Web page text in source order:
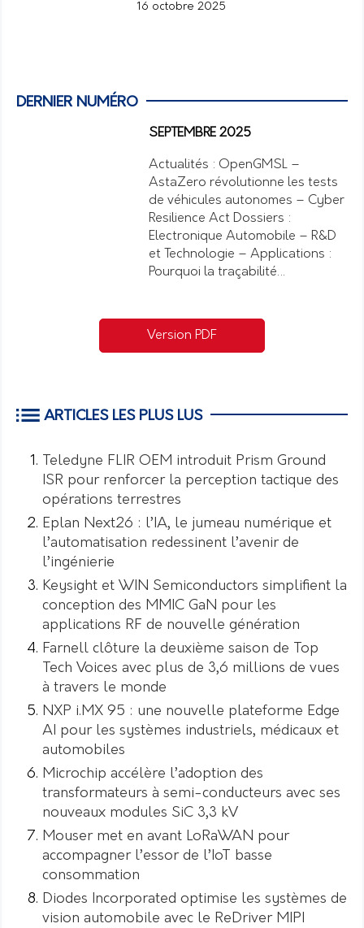
16 octobre 2025
DERNIER NUMÉRO
SEPTEMBRE 2025
Actualités : OpenGMSL –
AstaZero révolutionne les tests
de véhicules autonomes – Cyber
Resilience Act Dossiers :
Electronique Automobile – R&D
et Technologie – Applications :
Pourquoi la traçabilité…
Version PDF
ARTICLES LES PLUS LUS
Teledyne FLIR OEM introduit Prism Ground
ISR pour renforcer la perception tactique des
opérations terrestres
Eplan Next26 : l’IA, le jumeau numérique et
l’automatisation redessinent l’avenir de
l’ingénierie
Keysight et WIN Semiconductors simplifient la
conception des MMIC GaN pour les
applications RF de nouvelle génération
Farnell clôture la deuxième saison de Top
Tech Voices avec plus de 3,6 millions de vues
à travers le monde
NXP i.MX 95 : une nouvelle plateforme Edge
AI pour les systèmes industriels, médicaux et
automobiles
Microchip accélère l’adoption des
transformateurs à semi-conducteurs avec ses
nouveaux modules SiC 3,3 kV
Mouser met en avant LoRaWAN pour
accompagner l’essor de l’IoT basse
consommation
Diodes Incorporated optimise les systèmes de
vision automobile avec le ReDriver MIPI